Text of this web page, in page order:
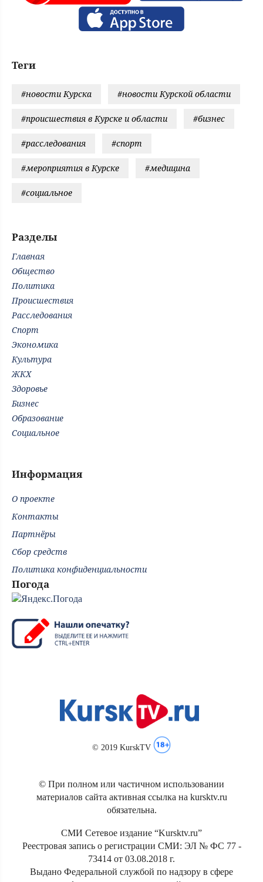
Теги
#новости Курска #новости Курской области
#происшествия в Курске и области #бизнес
#расследования #спорт
#мероприятия в Курске #медицина
#социальное
Разделы
Главная
Общество
Политика
Происшествия
Расследования
Спорт
Экономика
Культура
ЖКХ
Здоровье
Бизнес
Образование
Социальное
Информация
О проекте
Контакты
Партнёры
Сбор средств
Политика конфиденциальности
Погода
© 2019 KurskTV
© При полном или частичном использовании
материалов сайта активная ссылка на kursktv.ru
обязательна.
СМИ Сетевое издание “Kursktv.ru”
Реестровая запись о регистрации СМИ: ЭЛ № ФС 77 -
73414 от 03.08.2018 г.
Выдано Федеральной службой по надзору в сфере